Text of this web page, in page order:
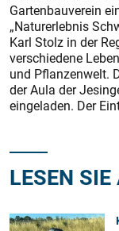
Gartenbauverein
„Naturerlebnis
Karl Stolz in der
verschiedene
und Pflanzenwelt.
der Aula der
eingeladen. Der
LESEN SIE